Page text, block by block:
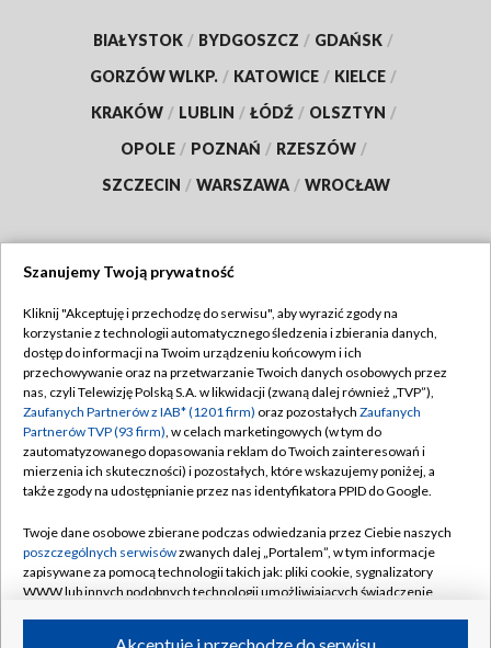
BIAŁYSTOK / BYDGOSZCZ / GDAŃSK /
GORZÓW WLKP. / KATOWICE / KIELCE /
KRAKÓW / LUBLIN / ŁÓDŹ / OLSZTYN /
OPOLE / POZNAŃ / RZESZÓW /
SZCZECIN / WARSZAWA / WROCŁAW
TVP
Abonament TVP
Emisja w TVP
Centrum informacji TVP
Naziemna Telewizja Cyfrowa
Rada Programowa
System NOS
Informacje o nadawcy
Regulamin TVP
Polityka prywatności
Moje zgody
Pomoc
Kontakt
Kanały
Szanujemy Twoją prywatność
Kliknij "Akceptuję i przechodzę do serwisu", aby wyrazić zgody na
korzystanie z technologii automatycznego śledzenia i zbierania danych,
dostęp do informacji na Twoim urządzeniu końcowym i ich
przechowywanie oraz na przetwarzanie Twoich danych osobowych przez
nas, czyli Telewizję Polską S.A. w likwidacji (zwaną dalej również „TVP”),
Zaufanych Partnerów z IAB* (1201 firm) oraz pozostałych Zaufanych
Partnerów TVP (93 firm), w celach marketingowych (w tym do
zautomatyzowanego dopasowania reklam do Twoich zainteresowań i
mierzenia ich skuteczności) i pozostałych, które wskazujemy poniżej, a
także zgody na udostępnianie przez nas identyfikatora PPID do Google.
Twoje dane osobowe zbierane podczas odwiedzania przez Ciebie naszych
poszczególnych serwisówzwanych dalej „Portalem”, w tym informacje
zapisywane za pomocą technologii takich jak: pliki cookie, sygnalizatory
WWW lub innych podobnych technologii umożliwiających świadczenie